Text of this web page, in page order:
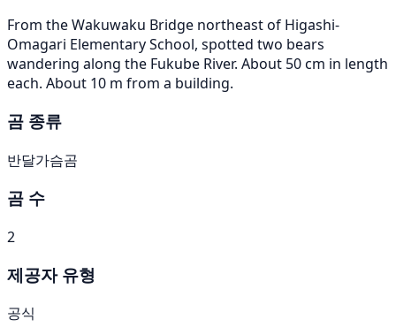
From the Wakuwaku Bridge northeast of Higashi-
Omagari Elementary School, spotted two bears
wandering along the Fukube River. About 50 cm in length
each. About 10 m from a building.
곰 종류
반달가슴곰
곰 수
2
제공자 유형
공식